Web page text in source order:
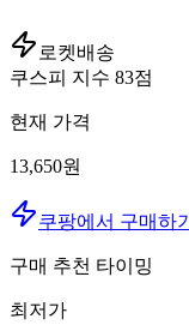
로켓배송
쿠스피 지수 83점
현재 가격
13,650원
쿠팡에서 구매하기
구매 추천 타이밍
최저가